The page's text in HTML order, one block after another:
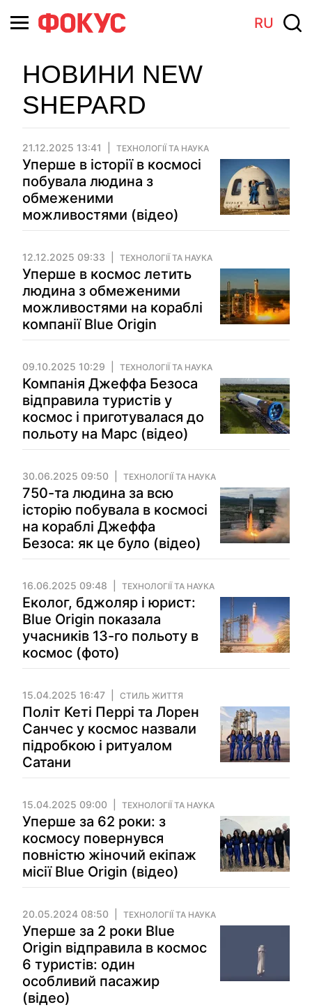
RU
НОВИНИ NEW
SHEPARD
21.12.2025 13:41 ТЕХНОЛОГІЇ ТА НАУКА
Уперше в історії в космосі
побувала людина з
обмеженими
можливостями (відео)
12.12.2025 09:33 ТЕХНОЛОГІЇ ТА НАУКА
Уперше в космос летить
людина з обмеженими
можливостями на кораблі
компанії Blue Origin
09.10.2025 10:29 ТЕХНОЛОГІЇ ТА НАУКА
Компанія Джеффа Безоса
відправила туристів у
космос і приготувалася до
польоту на Марс (відео)
30.06.2025 09:50 ТЕХНОЛОГІЇ ТА НАУКА
750-та людина за всю
історію побувала в космосі
на кораблі Джеффа
Безоса: як це було (відео)
16.06.2025 09:48 ТЕХНОЛОГІЇ ТА НАУКА
Еколог, бджоляр і юрист:
Blue Origin показала
учасників 13-го польоту в
космос (фото)
15.04.2025 16:47 СТИЛЬ ЖИТТЯ
Політ Кеті Перрі та Лорен
Санчес у космос назвали
підробкою і ритуалом
Сатани
15.04.2025 09:00 ТЕХНОЛОГІЇ ТА НАУКА
Уперше за 62 роки: з
космосу повернувся
повністю жіночий екіпаж
місії Blue Origin (відео)
20.05.2024 08:50 ТЕХНОЛОГІЇ ТА НАУКА
Уперше за 2 роки Blue
Origin відправила в космос
6 туристів: один
особливий пасажир
(відео)